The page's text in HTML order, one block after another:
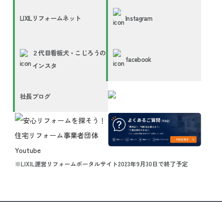
LIXILリフォームネット Instagram
２代目看板犬・こじろうの
インスタ
facebook
社長ブログ
※LIXIL運営リフォームポータルサイト2023年9月30日で終了予定